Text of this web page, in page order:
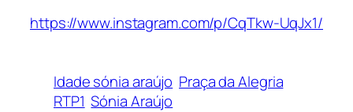
https://www.instagram.com/p/CqTkw-UqJx1/
Idade sónia araújo Praça da Alegria
RTP1 Sónia Araújo